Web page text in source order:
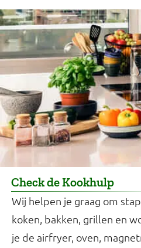
Check de Kookhulp
Wij helpen je graag om
koken, bakken, grillen en
je de airfryer, oven,